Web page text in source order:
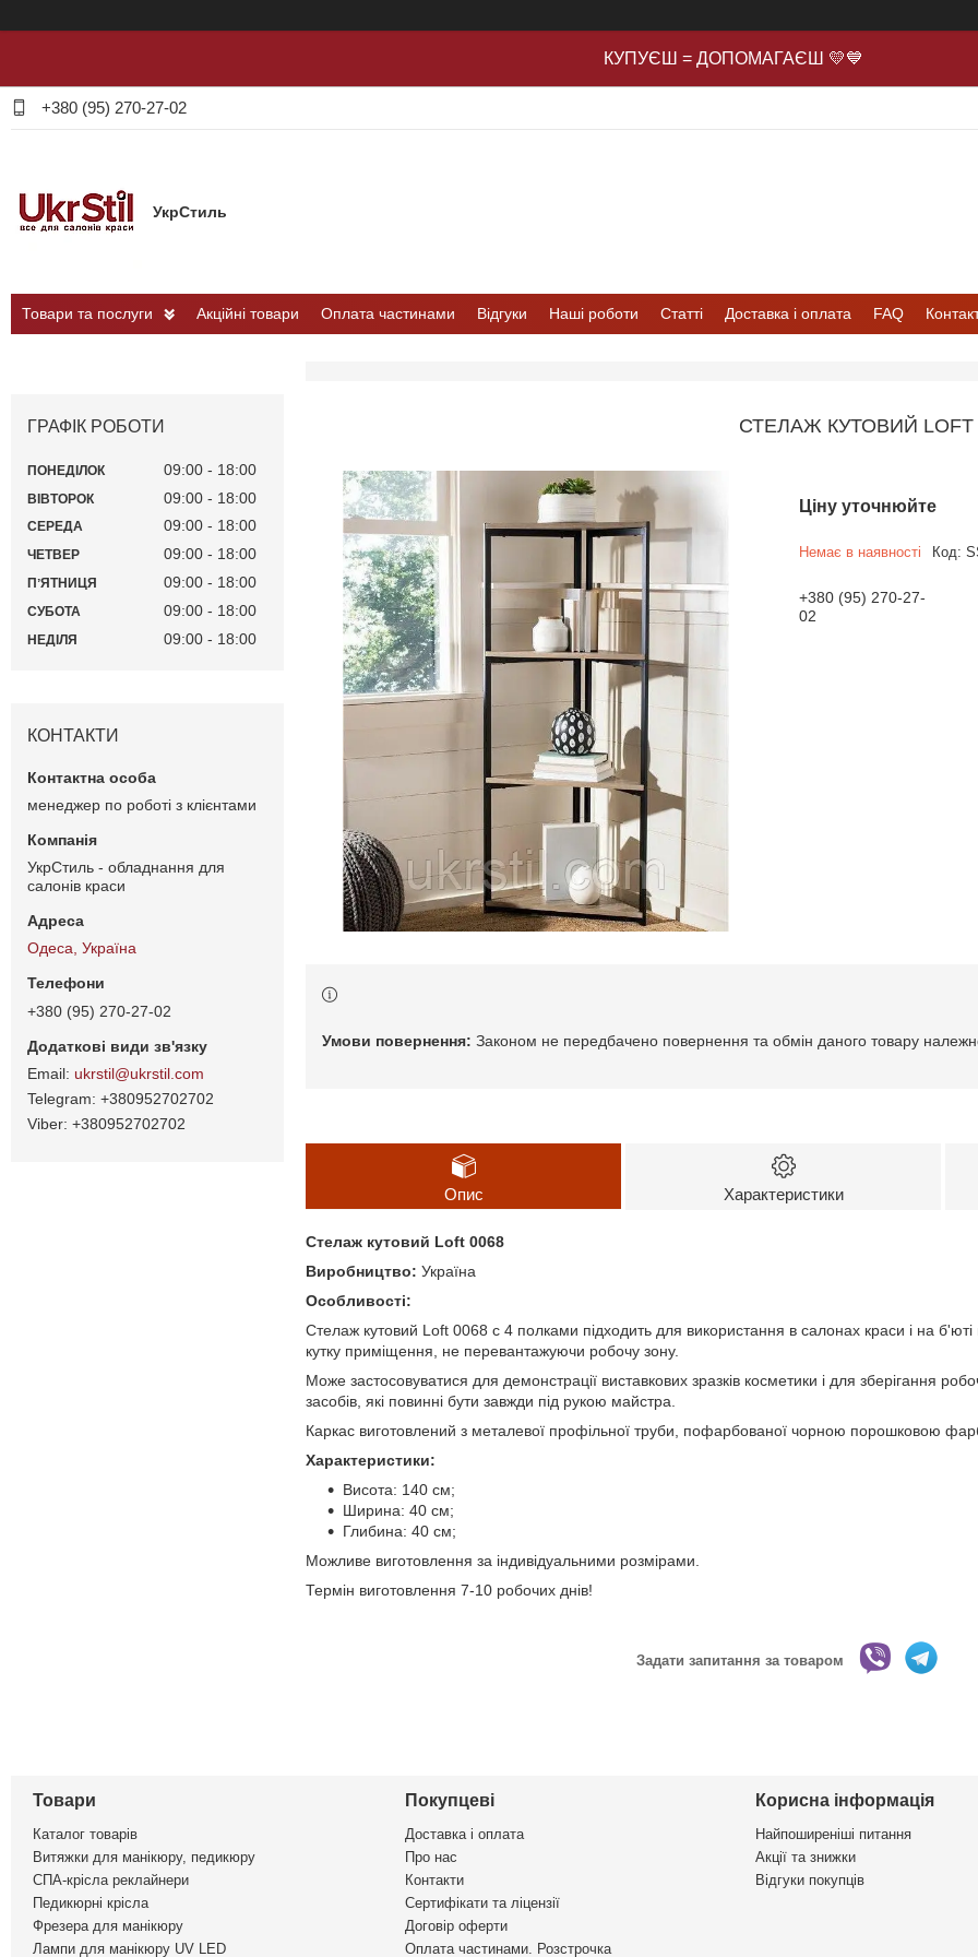
КУПУЄШ = ДОПОМАГАЄШ 💛💙
+380 (95) 270-27-02
УкрСтиль
Товари та послуги Акційні товари Оплата частинами Відгуки Наші роботи Статті Доставка і оплата FAQ
СТЕЛАЖ КУТОВИЙ LOFT
Ціну уточнюйте
Немає в наявності Код:
+380 (95) 270-27-
02
Законом не передбачено повернення та обмін даного товару
Опис Характеристики
Стелаж кутовий Loft 0068
Виробництво: Україна
Особливості:
Стелаж кутовий Loft 0068 c 4 полками підходить для використання в салонах краси і на
кутку приміщення, не перевантажуючи робочу зону.
Може застосовуватися для демонстрації виставкових зразків косметики і для зберігання
засобів, які повинні бути завжди під рукою майстра.
Каркас виготовлений з металевої профільної труби, пофарбованої чорною порошковою
Характеристики:
Висота: 140 см;
Ширина: 40 см;
Глибина: 40 см;
Можливе виготовлення за індивідуальними розмірами.
Термін виготовлення 7-10 робочих днів!
Задати запитання за товаром
ГРАФІК РОБОТИ
ПОНЕДІЛОК 09:00 18:00
ВІВТОРОК 09:00 18:00
СЕРЕДА 09:00 18:00
ЧЕТВЕР 09:00 18:00
ПʼЯТНИЦЯ 09:00 18:00
СУБОТА 09:00 18:00
НЕДІЛЯ 09:00 18:00
КОНТАКТИ
менеджер по роботі з клієнтами
УкрСтиль - обладнання для
салонів краси
Одеса, Україна
+380 (95) 270-27-02
ukrstil@ukrstil.com
+380952702702
+380952702702
Товари
Каталог товарів
Витяжки для манікюру, педикюру
СПА-крісла реклайнери
Педикюрні крісла
Фрезера для манікюру
Лампи для манікюру UV LED
Покупцеві
Доставка і оплата
Про нас
Контакти
Сертифікати та ліцензії
Договір оферти
Оплата частинами. Розстрочка
Корисна інформація
Найпоширеніші питання
Акції та знижки
Відгуки покупців